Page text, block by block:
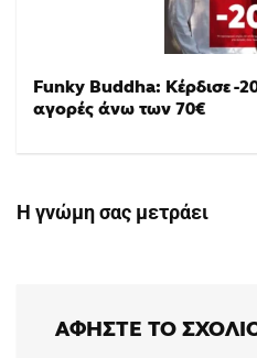
Funky Buddha: Κέρδισε -
αγορές άνω των 70€
Η γνώμη σας μετράει
ΑΦΉΣΤΕ ΤΟ